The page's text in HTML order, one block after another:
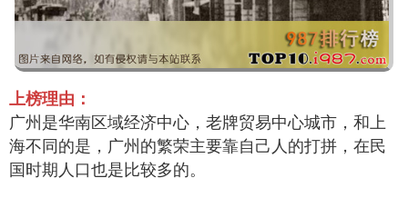
上榜理由：
广州是华南区域经济中心，老牌贸易中心城市，和上
海不同的是，广州的繁荣主要靠自己人的打拼，在民
国时期人口也是比较多的。